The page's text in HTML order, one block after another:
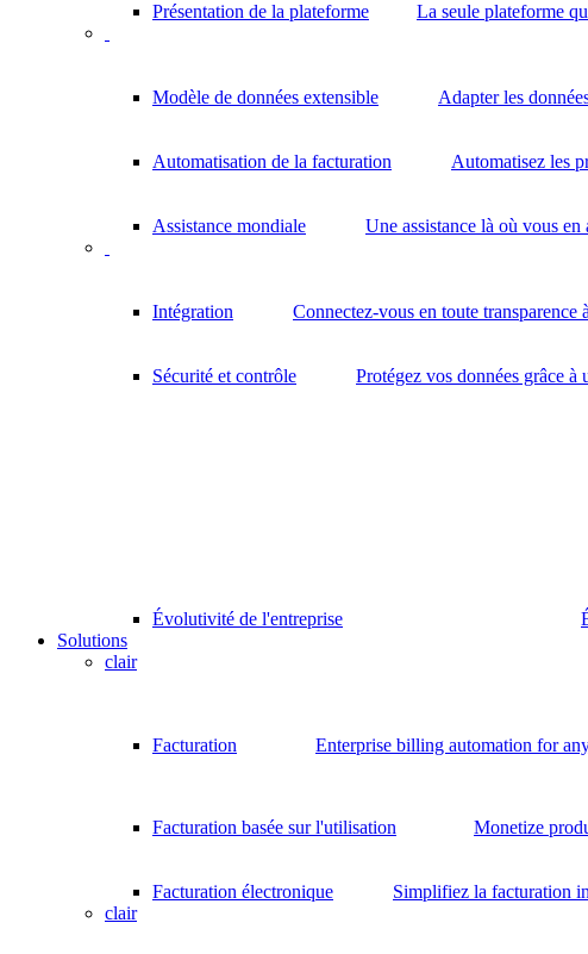
Présentation de la plateforme La seule plateforme
Modèle de données extensible Adapter les
Automatisation de la facturation Automatisez les
Assistance mondiale Une assistance là où vous en
Intégration Connectez-vous en toute transparence
Sécurité et contrôle Protégez vos données grâce à
Évolutivité de l'entreprise
Solutions
clair
Facturation Enterprise billing automation for
Facturation basée sur l'utilisation Monetize
Facturation électronique
Simplifiez la facturation
clair